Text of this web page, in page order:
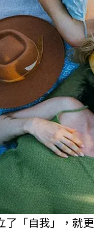
了「自我」，就